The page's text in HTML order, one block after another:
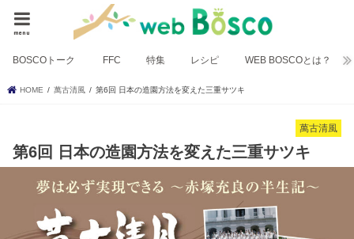
menu
BOSCOトーク FFC 特集 レシピ WEB BOSCOとは？
HOME 萬古清風 第6回 日本の造園方法を変えた三重サツキ
萬古清風
第6回 日本の造園方法を変えた三重サツキ